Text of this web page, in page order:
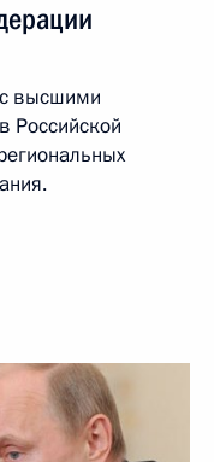
с высшими
Российской